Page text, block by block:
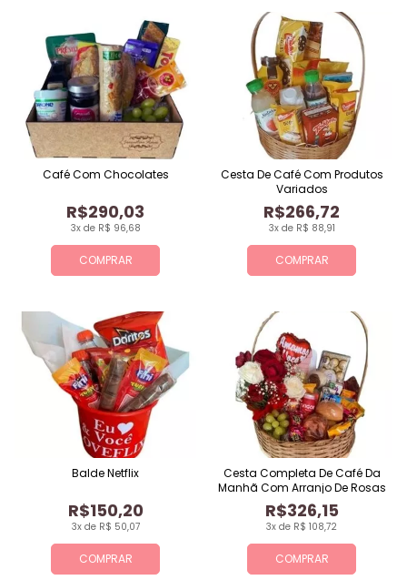
COMPRAR
3x de R$ 96,68
R$290,03
Café Com Chocolates
COMPRAR
3x de R$ 88,91
R$266,72
Cesta De Café Com Produtos
Variados
COMPRAR
3x de R$ 50,07
R$150,20
Balde Netflix
COMPRAR
3x de R$ 108,72
R$326,15
Cesta Completa De Café Da
Manhã Com Arranjo De Rosas